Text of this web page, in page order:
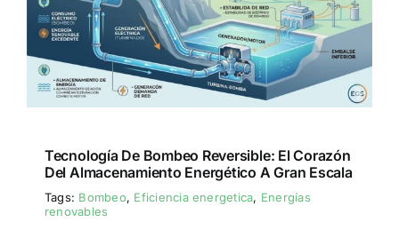
Tecnología De Bombeo Reversible: El Corazón
Del Almacenamiento Energético A Gran Escala
Tags: Bombeo, Eficiencia energetica, Energías
renovables